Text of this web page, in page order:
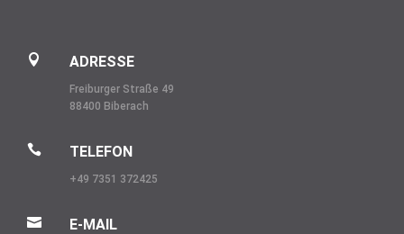
 ADRESSE
Freiburger Straße 49
88400 Biberach
 TELEFON
+49 7351 372425
 E-MAIL